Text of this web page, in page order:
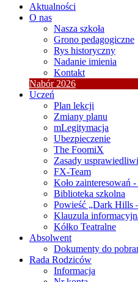
Aktualności
O nas
Nasza szkoła
Grono pedagogiczne
Rys historyczny
Nadanie imienia
Kontakt
Nabór 2026
Uczeń
Plan lekcji
Zmiany planu
mLegitymacja
Ubezpieczenie
The FoomiX
Zasady
FX-Team
Koło zainteresowań
Biblioteka szkolna
Powieść „Dark Hills
Klauzula
Kółko Teatralne
Absolwent
Dokumenty do
Rada Rodziców
Informacja